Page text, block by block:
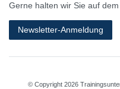
Gerne halten wir Sie auf
Newsletter-Anmeldung
© Copyright 2026